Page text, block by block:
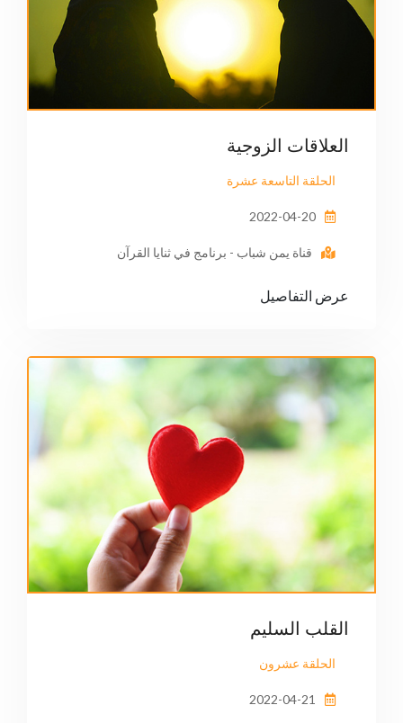
العلاقات الزوجية
الحلقة التاسعة عشرة
قناة يمن شباب - برنامج في ثنايا القرآن
عرض التفاصيل
القلب السليم
الحلقة عشرون